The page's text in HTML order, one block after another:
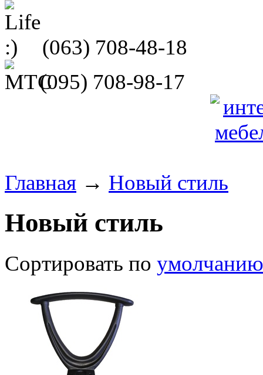
(063) 708-48-18
(095) 708-98-17
Главная → Новый стиль
Новый стиль
Сортировать по умолчанию